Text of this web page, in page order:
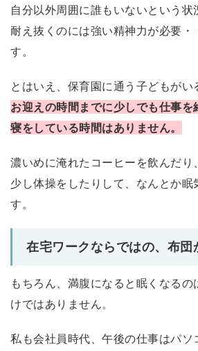
自分以外周囲に誰もいないという状
耐え抜くのには強い精神力が必要・
す。
とはいえ、保育園に通う子どもがい
お迎えの時間までに少しでも仕事を
寝をしている時間はありません。
濃いめに淹れたコーヒーを飲んだり
少し体操をしたりして、なんとか眠
す。
在宅ワークならではの、布団
もちろん、満腹になると眠くなる
けではありません。
私も会社員時代、午後の仕事はパソ